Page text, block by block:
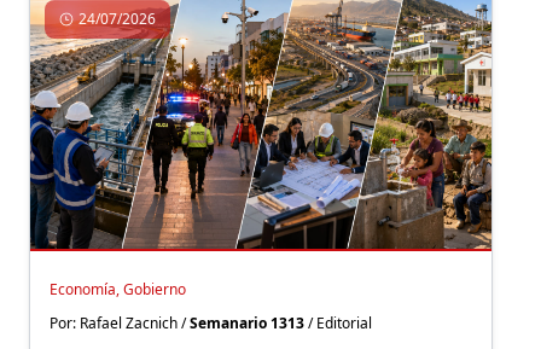
24/07/2026
Economía, Gobierno
Por: Rafael Zacnich /Semanario 1313/ Editorial